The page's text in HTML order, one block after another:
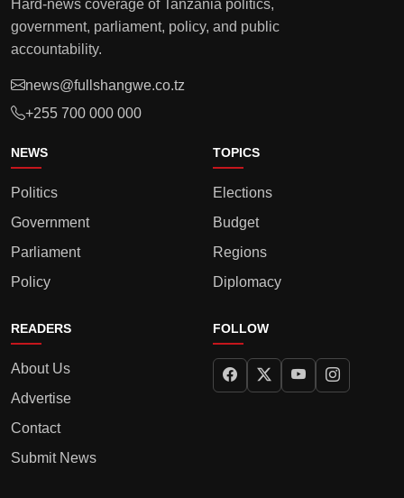
Hard-news coverage of Tanzania politics,
government, parliament, policy, and public
accountability.
news@fullshangwe.co.tz
+255 700 000 000
NEWS
Politics
Government
Parliament
Policy
TOPICS
Elections
Budget
Regions
Diplomacy
READERS
About Us
Advertise
Contact
Submit News
FOLLOW